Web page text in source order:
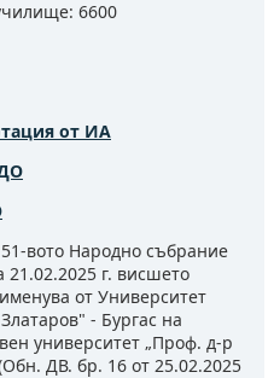
6600
от ИА
вото Народно събрание
21.02.2025 г. висшето
от Университет
- Бургас на
университет „Проф. д-р
ДВ. бр. 16 от 25.02.2025